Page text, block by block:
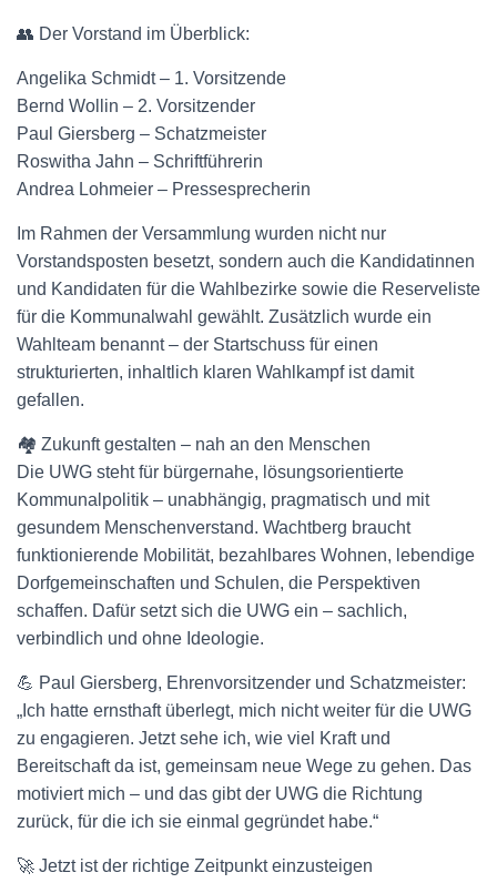
👥 Der Vorstand im Überblick:
Angelika Schmidt – 1. Vorsitzende
Bernd Wollin – 2. Vorsitzender
Paul Giersberg – Schatzmeister
Roswitha Jahn – Schriftführerin
Andrea Lohmeier – Pressesprecherin
Im Rahmen der Versammlung wurden nicht nur
Vorstandsposten besetzt, sondern auch die Kandidatinnen
und Kandidaten für die Wahlbezirke sowie die Reserveliste
für die Kommunalwahl gewählt. Zusätzlich wurde ein
Wahlteam benannt – der Startschuss für einen
strukturierten, inhaltlich klaren Wahlkampf ist damit
gefallen.
🏘️ Zukunft gestalten – nah an den Menschen
Die UWG steht für bürgernahe, lösungsorientierte
Kommunalpolitik – unabhängig, pragmatisch und mit
gesundem Menschenverstand. Wachtberg braucht
funktionierende Mobilität, bezahlbares Wohnen, lebendige
Dorfgemeinschaften und Schulen, die Perspektiven
schaffen. Dafür setzt sich die UWG ein – sachlich,
verbindlich und ohne Ideologie.
💪 Paul Giersberg, Ehrenvorsitzender und Schatzmeister:
„Ich hatte ernsthaft überlegt, mich nicht weiter für die UWG
zu engagieren. Jetzt sehe ich, wie viel Kraft und
Bereitschaft da ist, gemeinsam neue Wege zu gehen. Das
motiviert mich – und das gibt der UWG die Richtung
zurück, für die ich sie einmal gegründet habe.“
🚀 Jetzt ist der richtige Zeitpunkt einzusteigen